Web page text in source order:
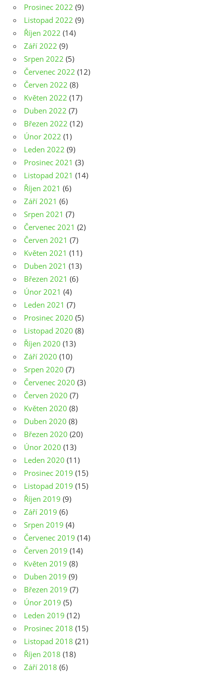
Prosinec 2022 (9)
Listopad 2022 (9)
Říjen 2022 (14)
Září 2022 (9)
Srpen 2022 (5)
Červenec 2022 (12)
Červen 2022 (8)
Květen 2022 (17)
Duben 2022 (7)
Březen 2022 (12)
Únor 2022 (1)
Leden 2022 (9)
Prosinec 2021 (3)
Listopad 2021 (14)
Říjen 2021 (6)
Září 2021 (6)
Srpen 2021 (7)
Červenec 2021 (2)
Červen 2021 (7)
Květen 2021 (11)
Duben 2021 (13)
Březen 2021 (6)
Únor 2021 (4)
Leden 2021 (7)
Prosinec 2020 (5)
Listopad 2020 (8)
Říjen 2020 (13)
Září 2020 (10)
Srpen 2020 (7)
Červenec 2020 (3)
Červen 2020 (7)
Květen 2020 (8)
Duben 2020 (8)
Březen 2020 (20)
Únor 2020 (13)
Leden 2020 (11)
Prosinec 2019 (15)
Listopad 2019 (15)
Říjen 2019 (9)
Září 2019 (6)
Srpen 2019 (4)
Červenec 2019 (14)
Červen 2019 (14)
Květen 2019 (8)
Duben 2019 (9)
Březen 2019 (7)
Únor 2019 (5)
Leden 2019 (12)
Prosinec 2018 (15)
Listopad 2018 (21)
Říjen 2018 (18)
Září 2018 (6)